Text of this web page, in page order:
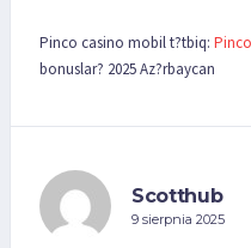
Pinco casino mobil t?tbiq:
bonuslar? 2025 Az?rbaycan
Scotthub
9 sierpnia 2025